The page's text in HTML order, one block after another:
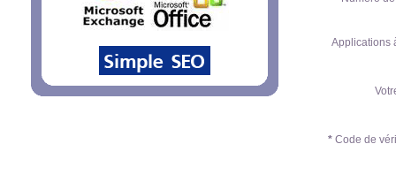
Applications
* Code de